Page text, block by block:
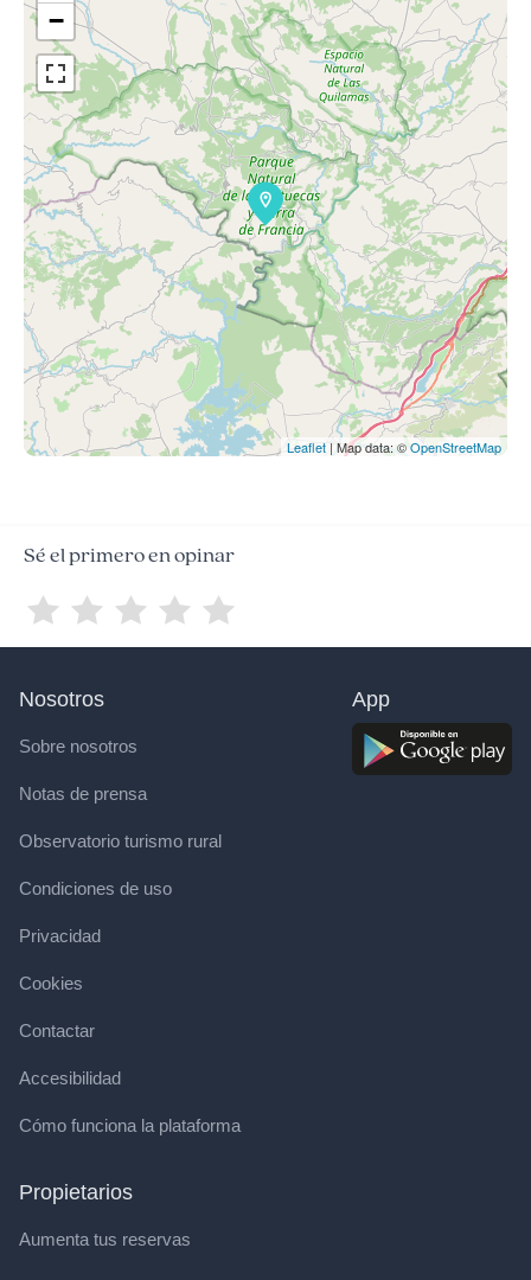
−
Leaflet | Map data: ©OpenStreetMap
Sé el primero en opinar
Nosotros
Sobre nosotros
Notas de prensa
Observatorio turismo rural
Condiciones de uso
Privacidad
Cookies
Contactar
Accesibilidad
Cómo funciona la plataforma
Propietarios
Aumenta tus reservas
App